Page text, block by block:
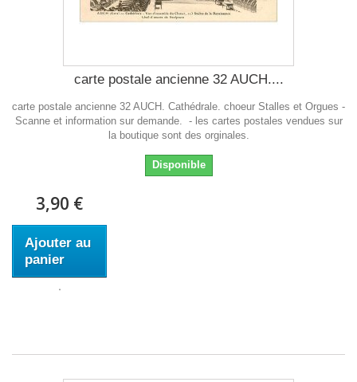
carte postale ancienne 32 AUCH....
carte postale ancienne 32 AUCH. Cathédrale. choeur Stalles et Orgues -
Scanne et information sur demande. - les cartes postales vendues sur
la boutique sont des orginales.
Disponible
3,90 €
Ajouter au
panier